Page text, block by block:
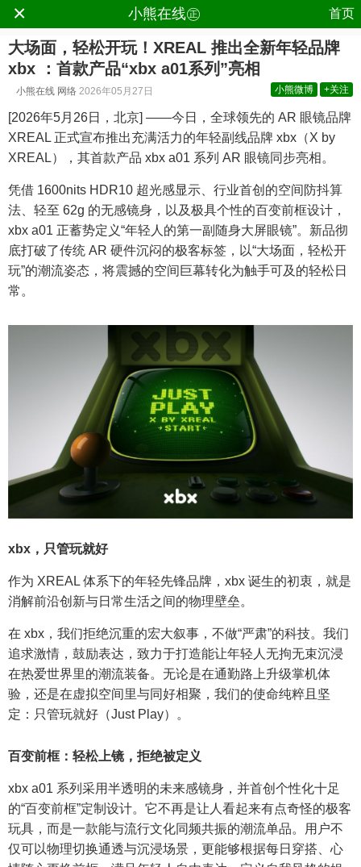
× 小熊在线㊣ 首页
大场面，轻松开玩！XREAL 推出全新年轻品牌
xbx ：首款产品“xbx a01系列”亮相
小熊在线 网络 2026年05月27日 小熊微博 +关注
[2026年5月26日，北京] ——今日，全球领先的 AR 眼镜品牌
XREAL 正式宣布推出充满活力的年轻副线品牌 xbx（X by
XREAL），其首款产品 xbx a01 系列 AR 眼镜同步亮相。
凭借 1600nits HDR10 超光感显示、行业首创的空间防抖算
法、轻至 62g 的无感镜身，以及极具个性的百变前框设计，
xbx a01 正蓄势定义“年轻人的第一副随身大屏眼镜”。新品彻
底打破了传统 AR 硬件沉闷的极客标签，以“大场面，轻松开
玩”的潮流姿态，将震撼的空间巨幕转化为触手可及的轻松日
常。
xbx，只管玩就好
作为 XREAL 体系下的年轻先锋品牌，xbx 诞生的初衷，就是
消解前沿创新与日常生活之间的物理壁垒。
在 xbx，我们拒绝沉重的宏大叙事，不做“严肃”的科技。我们
追求激情，鼓励表达，致力于打造能让年轻人无拘无束沉浸
在热爱世界里的潮流装备。无论是在通勤路上升级掌机体
验，还是在虚拟空间里与同好相聚，我们的使命纯粹且坚
定：只管玩就好（Just Play）。
百变前框：轻松上镜，拒绝被定义
xbx a01 系列采用半透明的未来感镜身，并首创个性化十足
的“百变前框”定制设计。它不再是让人看起来有点奇怪的极客
玩具，而是一款能与流行文化同频共振的潮流单品。用户不
仅可以物理切换通透与沉浸场景，更能够根据每日穿搭、心